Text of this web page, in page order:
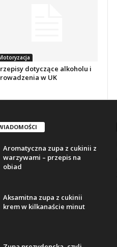
dotyczące alkoholu i
w UK
Aromatyczna zupa z cukinii z
warzywami – przepis na
obiad
Aksamitna zupa z cukinii
krem w kilkanaście minut